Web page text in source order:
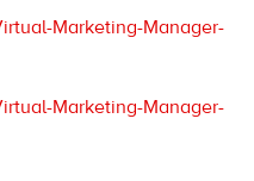
Marketing-Manager-
Marketing-Manager-